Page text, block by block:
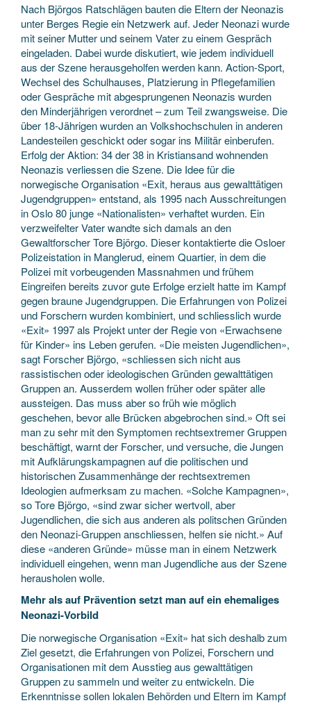
Nach Björgos Ratschlägen bauten die Eltern der Neonazis
unter Berges Regie ein Netzwerk auf. Jeder Neonazi wurde
mit seiner Mutter und seinem Vater zu einem Gespräch
eingeladen. Dabei wurde diskutiert, wie jedem individuell
aus der Szene herausgeholfen werden kann. Action-Sport,
Wechsel des Schulhauses, Platzierung in Pflegefamilien
oder Gespräche mit abgesprungenen Neonazis wurden
den Minderjährigen verordnet – zum Teil zwangsweise. Die
über 18-Jährigen wurden an Volkshochschulen in anderen
Landesteilen geschickt oder sogar ins Militär einberufen.
Erfolg der Aktion: 34 der 38 in Kristiansand wohnenden
Neonazis verliessen die Szene. Die Idee für die
norwegische Organisation «Exit, heraus aus gewalttätigen
Jugendgruppen» entstand, als 1995 nach Ausschreitungen
in Oslo 80 junge «Nationalisten» verhaftet wurden. Ein
verzweifelter Vater wandte sich damals an den
Gewaltforscher Tore Björgo. Dieser kontaktierte die Osloer
Polizeistation in Manglerud, einem Quartier, in dem die
Polizei mit vorbeugenden Massnahmen und frühem
Eingreifen bereits zuvor gute Erfolge erzielt hatte im Kampf
gegen braune Jugendgruppen. Die Erfahrungen von Polizei
und Forschern wurden kombiniert, und schliesslich wurde
«Exit» 1997 als Projekt unter der Regie von «Erwachsene
für Kinder» ins Leben gerufen. «Die meisten Jugendlichen»,
sagt Forscher Björgo, «schliessen sich nicht aus
rassistischen oder ideologischen Gründen gewalttätigen
Gruppen an. Ausserdem wollen früher oder später alle
aussteigen. Das muss aber so früh wie möglich
geschehen, bevor alle Brücken abgebrochen sind.» Oft sei
man zu sehr mit den Symptomen rechtsextremer Gruppen
beschäftigt, warnt der Forscher, und versuche, die Jungen
mit Aufklärungskampagnen auf die politischen und
historischen Zusammenhänge der rechtsextremen
Ideologien aufmerksam zu machen. «Solche Kampagnen»,
so Tore Björgo, «sind zwar sicher wertvoll, aber
Jugendlichen, die sich aus anderen als politschen Gründen
den Neonazi-Gruppen anschliessen, helfen sie nicht.» Auf
diese «anderen Gründe» müsse man in einem Netzwerk
individuell eingehen, wenn man Jugendliche aus der Szene
herausholen wolle.
Mehr als auf Prävention setzt man auf ein ehemaliges
Neonazi-Vorbild
Die norwegische Organisation «Exit» hat sich deshalb zum
Ziel gesetzt, die Erfahrungen von Polizei, Forschern und
Organisationen mit dem Ausstieg aus gewalttätigen
Gruppen zu sammeln und weiter zu entwickeln. Die
Erkenntnisse sollen lokalen Behörden und Eltern im Kampf